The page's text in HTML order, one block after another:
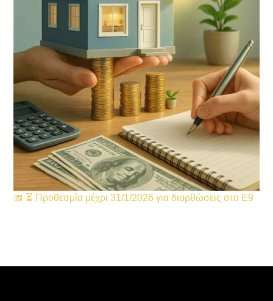
📅 ⏳ Προθεσμία μέχρι 31/1/2026 για διορθώσεις στο Ε9